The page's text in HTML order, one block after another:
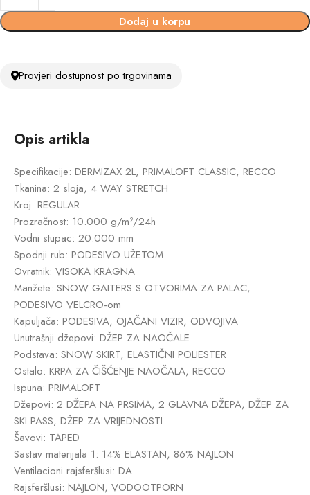
Dodaj u korpu
Provjeri dostupnost po trgovinama
Opis artikla
Specifikacije: DERMIZAX 2L, PRIMALOFT CLASSIC, RECCO
Tkanina: 2 sloja, 4 WAY STRETCH
Kroj: REGULAR
Prozračnost: 10.000 g/m²/24h
Vodni stupac: 20.000 mm
Spodnji rub: PODESIVO UŽETOM
Ovratnik: VISOKA KRAGNA
Manžete: SNOW GAITERS S OTVORIMA ZA PALAC,
PODESIVO VELCRO-om
Kapuljača: PODESIVA, OJAČANI VIZIR, ODVOJIVA
Unutrašnji džepovi: DŽEP ZA NAOČALE
Podstava: SNOW SKIRT, ELASTIČNI POLIESTER
Ostalo: KRPA ZA ČIŠĆENJE NAOČALA, RECCO
Ispuna: PRIMALOFT
Džepovi: 2 DŽEPA NA PRSIMA, 2 GLAVNA DŽEPA, DŽEP ZA
SKI PASS, DŽEP ZA VRIJEDNOSTI
Šavovi: TAPED
Sastav materijala 1: 14% ELASTAN, 86% NAJLON
Ventilacioni rajsferšlusi: DA
Rajsferšlusi: NAJLON, VODOOTPORN